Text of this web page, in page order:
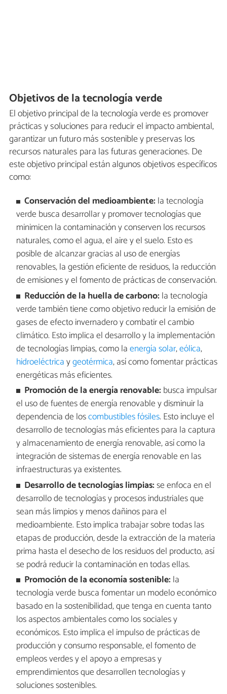
Objetivos de la tecnología verde
El objetivo principal de la tecnología verde es promover
prácticas y soluciones para reducir el impacto ambiental,
garantizar un futuro más sostenible y preservas los
recursos naturales para las futuras generaciones. De
este objetivo principal están algunos objetivos específicos
como:
Conservación del medioambiente: la tecnología
verde busca desarrollar y promover tecnologías que
minimicen la contaminación y conserven los recursos
naturales, como el agua, el aire y el suelo. Esto es
posible de alcanzar gracias al uso de energías
renovables, la gestión eficiente de residuos, la reducción
de emisiones y el fomento de prácticas de conservación.
Reducción de la huella de carbono: la tecnología
verde también tiene como objetivo reducir la emisión de
gases de efecto invernadero y combatir el cambio
climático. Esto implica el desarrollo y la implementación
de tecnologías limpias, como laenergía solar,eólica,
hidroeléctricaygeotérmica, así como fomentar prácticas
energéticas más eficientes.
Promoción de la energía renovable: busca impulsar
el uso de fuentes de energía renovable y disminuir la
dependencia de loscombustibles fósiles. Esto incluye el
desarrollo de tecnologías más eficientes para la captura
y almacenamiento de energía renovable, así como la
integración de sistemas de energía renovable en las
infraestructuras ya existentes.
Desarrollo de tecnologías limpias:se enfoca en el
desarrollo de tecnologías y procesos industriales que
sean más limpios y menos dañinos para el
medioambiente. Esto implica trabajar sobre todas las
etapas de producción, desde la extracción de la materia
prima hasta el desecho de los residuos del producto, así
se podrá reducir la contaminación en todas ellas.
Promoción de la economía sostenible: la
tecnología verde busca fomentar un modelo económico
basado en la sostenibilidad, que tenga en cuenta tanto
los aspectos ambientales como los sociales y
económicos. Esto implica el impulso de prácticas de
producción y consumo responsable, el fomento de
empleos verdes y el apoyo a empresas y
emprendimientos que desarrollen tecnologías y
soluciones sostenibles.